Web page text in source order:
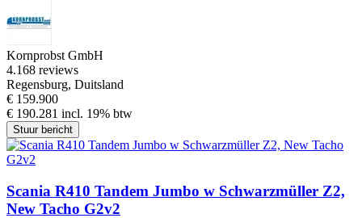
Kornprobst GmbH
4.168 reviews
Regensburg, Duitsland
€ 159.900
€ 190.281 incl. 19% btw
Stuur bericht
Scania R410 Tandem Jumbo w Schwarzmüller Z2,
New Tacho G2v2